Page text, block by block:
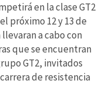
en la clase GT2
próximo 12 y 13 de
a cabo con
que se encuentran
GT2, invitados
de resistencia